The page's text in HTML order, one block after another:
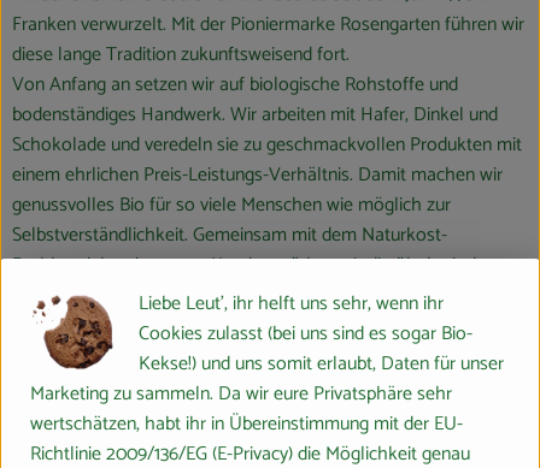
Franken verwurzelt. Mit der Pioniermarke Rosengarten führen wir
diese lange Tradition zukunftsweisend fort.
Von Anfang an setzen wir auf biologische Rohstoffe und
bodenständiges Handwerk. Wir arbeiten mit Hafer, Dinkel und
Schokolade und veredeln sie zu geschmackvollen Produkten mit
einem ehrlichen Preis-Leistungs-Verhältnis. Damit machen wir
genussvolles Bio für so viele Menschen wie möglich zur
Selbstverständlichkeit. Gemeinsam mit dem Naturkost-
Fachhandel und unseren Kunden stärken wir die ökologische
Landwirtschaft und schaffen eine wichtige Voraussetzung für die
Sicherung einer artenreichen und lebenswerten Umwelt.
Liebe Leut', ihr helft uns sehr, wenn ihr
Cookies zulasst (bei uns sind es sogar Bio-
Kekse!) und uns somit erlaubt, Daten für unser
Marketing zu sammeln. Da wir eure Privatsphäre sehr
wertschätzen, habt ihr in Übereinstimmung mit der EU-
Richtlinie 2009/136/EG (E-Privacy) die Möglichkeit genau